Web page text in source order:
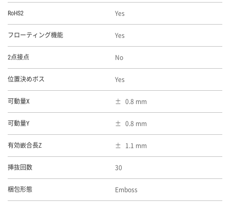
RoHS2 Yes
フローティング機能 Yes
2点接点 No
位置決めボス Yes
可動量X 0.8 mm
可動量Y 0.8 mm
有効嵌合長Z 1.1 mm
挿抜回数 30
梱包形態 Emboss